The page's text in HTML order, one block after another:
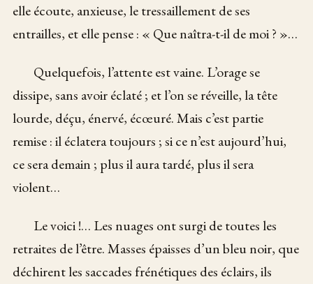
elle écoute, anxieuse, le tressaillement de ses
entrailles, et elle pense : « Que naîtra-t-il de moi ? »…
Quelquefois, l’attente est vaine. L’orage se
dissipe, sans avoir éclaté ; et l’on se réveille, la tête
lourde, déçu, énervé, écœuré. Mais c’est partie
remise : il éclatera toujours ; si ce n’est aujourd’hui,
ce sera demain ; plus il aura tardé, plus il sera
violent…
Le voici !… Les nuages ont surgi de toutes les
retraites de l’être. Masses épaisses d’un bleu noir, que
déchirent les saccades frénétiques des éclairs, ils